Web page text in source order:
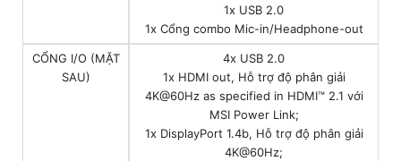
1x USB 2.0
1x Cổng combo Mic-in/Headphone-out
CỔNG I/O (MẶT
SAU)
4x USB 2.0
1x HDMI out, Hỗ trợ độ phân giải
4K@60Hz as specified in HDMI™ 2.1 với
MSI Power Link;
1x DisplayPort 1.4b, Hỗ trợ độ phân giải
4K@60Hz;